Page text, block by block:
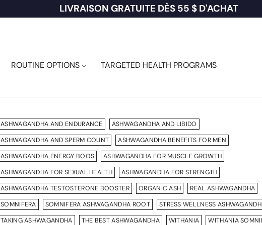
OBTENEZ 10 % DE RÉDUCTION SUR LA PREMIÈRE
ROUTINE OPTIONS TARGETED HEALTH PROGRAMS
ASHWAGANDHA AND ENDURANCE
ASHWAGANDHA AND LIBIDO
ASHWAGANDHA AND SPERM COUNT
ASHWAGANDHA BENEFITS FOR MEN
ASHWAGANDHA ENERGY BOOS
ASHWAGANDHA FOR MUSCLE GROWTH
ASHWAGANDHA FOR SEXUAL HEALTH
ASHWAGANDHA FOR STRENGTH
ASHWAGANDHA TESTOSTERONE BOOSTER
ORGANIC ASH
REAL ASHWAGANDHA
SOMNIFERA
SOMNIFERA ASHWAGANDHA ROOT
STRESS WELLNESS
TAKING ASHWAGANDHA
THE BEST ASHWAGANDHA WITHANIA
WITHANIA